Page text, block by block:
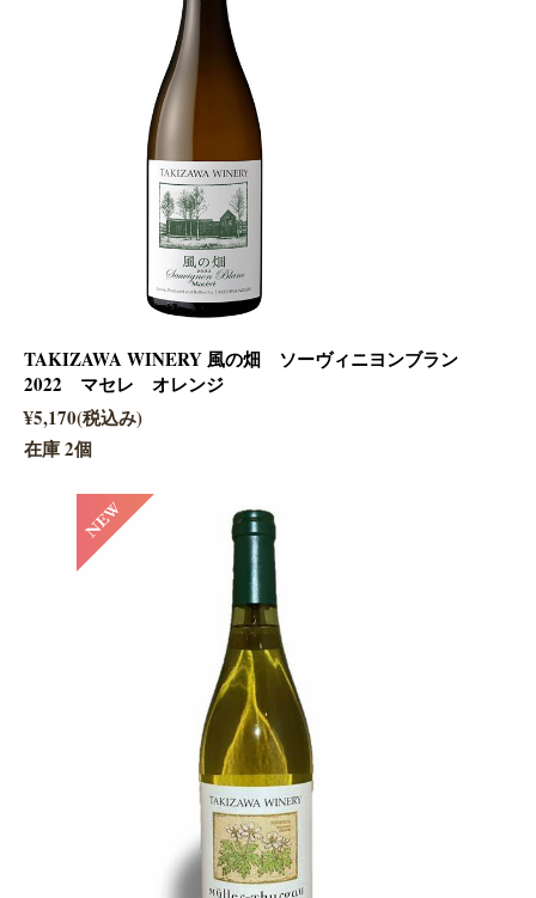
TAKIZAWA WINERY 風の畑 ソーヴィニヨンブラン
2022 マセレ オレンジ
¥5,170(税込み)
在庫 2個